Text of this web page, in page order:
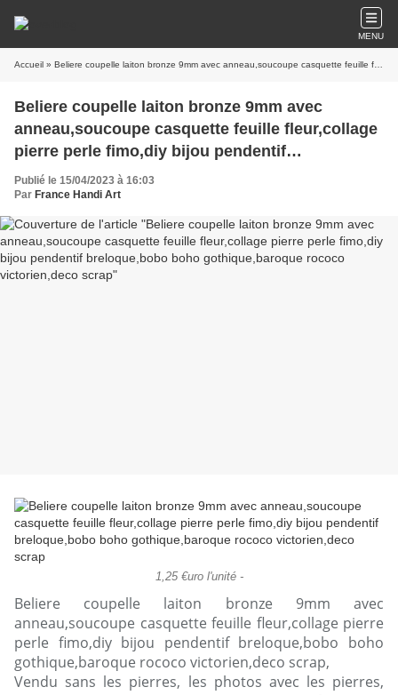
MENU
Accueil » Beliere coupelle laiton bronze 9mm avec anneau,soucoupe casquette feuille fleur,collage pierre perle fimo,diy bijou pendentif breloque,bobo boho gothique,baroque rococo victorien,deco scrap
Beliere coupelle laiton bronze 9mm avec
anneau,soucoupe casquette feuille fleur,collage
pierre perle fimo,diy bijou pendentif
breloque,bobo boho gothique,baroque rococo
victorien,deco scrap
Publié le 15/04/2023 à 16:03
Par France Handi Art
1,25 €uro l'unité -
Beliere coupelle laiton bronze 9mm avec
anneau,soucoupe casquette feuille fleur,collage pierre
perle fimo,diy bijou pendentif breloque,bobo boho
gothique,baroque rococo victorien,deco scrap,
Vendu sans les pierres, les photos avec les pierres,